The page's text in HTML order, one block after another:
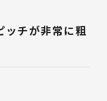
ッチが非常に粗